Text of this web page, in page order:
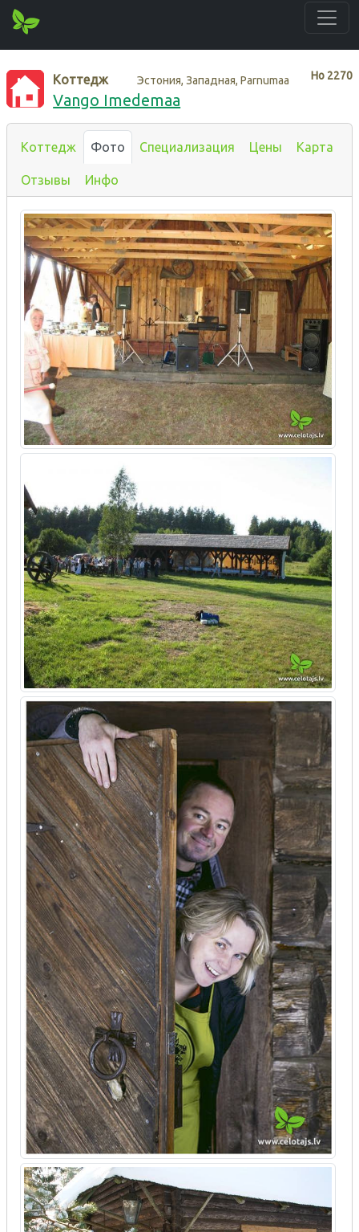
Нo 2270
Коттедж Эстония, Западная, Parnumaa
Vango Imedemaa
Коттедж Фото Специализация Цены Карта
Отзывы Инфо